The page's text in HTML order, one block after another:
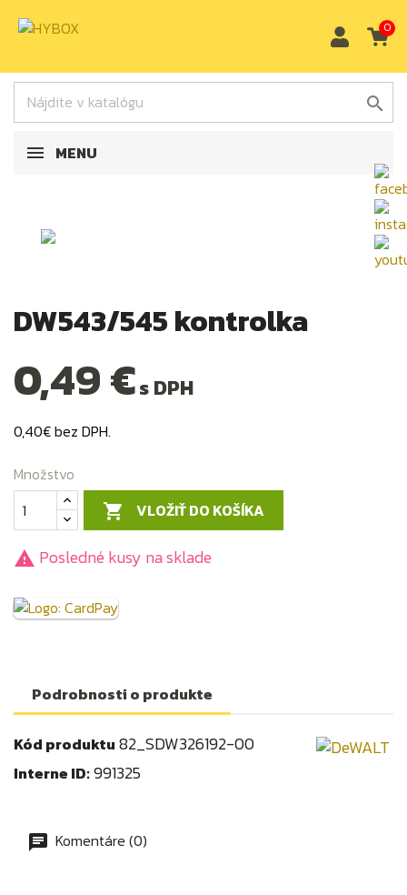

0
MENU
DW543/545 kontrolka
0,49 €s DPH
0,40€ bez DPH.
Množstvo

VLOŽIŤ DO KOŠÍKA
 Posledné kusy na sklade
Podrobnosti o produkte
Kód produktu 82_SDW326192-00
Interne ID:991325
Komentáre (0)